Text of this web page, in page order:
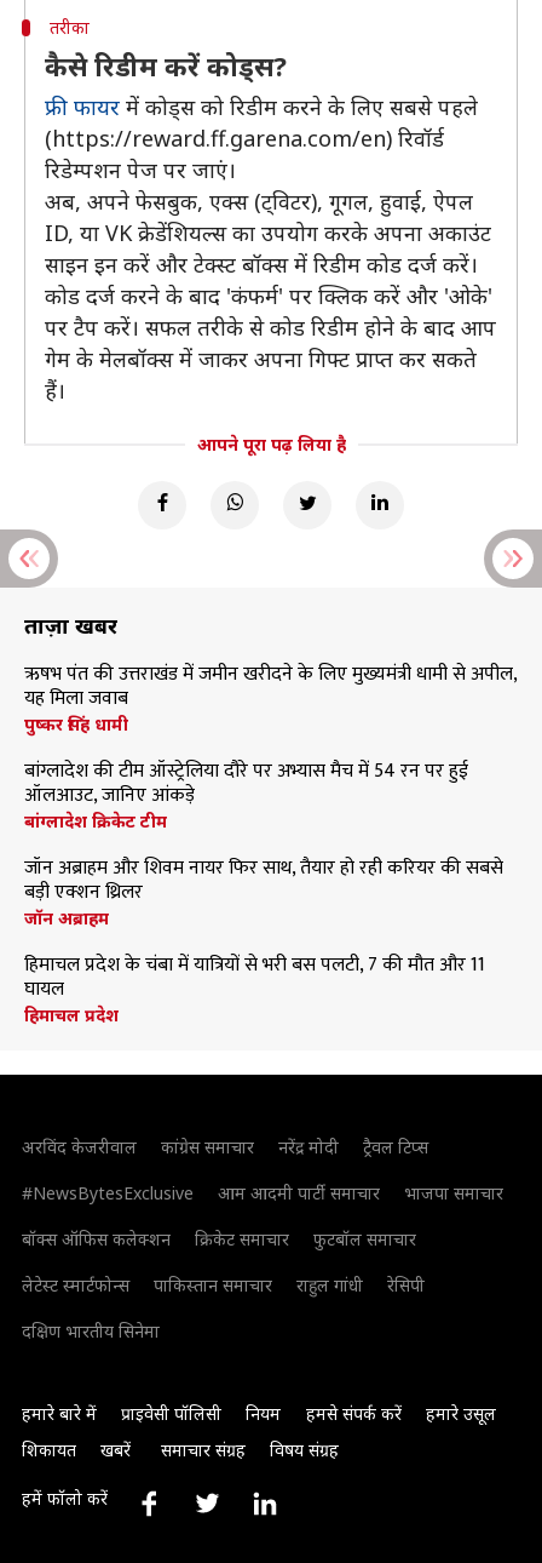
तरीका
कैसे रिडीम करें कोड्स?
फ्री फायर में कोड्स को रिडीम करने के लिए सबसे पहले
(https://reward.ff.garena.com/en) रिवॉर्ड
रिडेम्पशन पेज पर जाएं।
अब, अपने फेसबुक, एक्स (ट्विटर), गूगल, हुवाई, ऐपल
ID, या VK क्रेडेंशियल्स का उपयोग करके अपना अकाउंट
साइन इन करें और टेक्स्ट बॉक्स में रिडीम कोड दर्ज करें।
कोड दर्ज करने के बाद 'कंफर्म' पर क्लिक करें और 'ओके'
पर टैप करें। सफल तरीके से कोड रिडीम होने के बाद आप
गेम के मेलबॉक्स में जाकर अपना गिफ्ट प्राप्त कर सकते
हैं।
आपने पूरा पढ़ लिया है
ताज़ा खबरें
ऋषभ पंत की उत्तराखंड में जमीन खरीदने के लिए मुख्यमंत्री धामी से अपील,
यह मिला जवाब
पुष्कर सिंह धामी
बांग्लादेश की टीम ऑस्ट्रेलिया दौरे पर अभ्यास मैच में 54 रन पर हुई
ऑलआउट, जानिए आंकड़े
बांग्लादेश क्रिकेट टीम
जॉन अब्राहम और शिवम नायर फिर साथ, तैयार हो रही करियर की सबसे
बड़ी एक्शन थ्रिलर
जॉन अब्राहम
हिमाचल प्रदेश के चंबा में यात्रियों से भरी बस पलटी, 7 की मौत और 11
घायल
हिमाचल प्रदेश
अरविंद केजरीवाल कांग्रेस समाचार नरेंद्र मोदी
ट्रैवल टिप्स
#NewsBytesExclusive
आम आदमी पार्टी समाचार
भाजपा समाचार
बॉक्स ऑफिस कलेक्शन
क्रिकेट समाचार
फुटबॉल समाचार
लेटेस्ट स्मार्टफोन्स
पाकिस्तान समाचार राहुल गांधी
रेसिपी
दक्षिण भारतीय सिनेमा
हमारे बारे में प्राइवेसी पॉलिसी नियम हमसे संपर्क करें
हमारे उसूल
शिकायत
खबरें समाचार संग्रह विषय संग्रह
हमें फॉलो करें